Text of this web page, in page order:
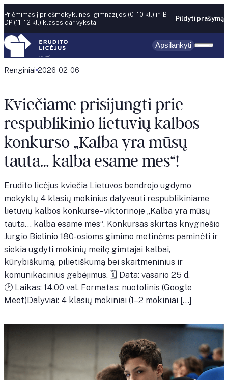
Skip to content
Priėmimas į priešmokyklines–gimnazijos (0–10 kl.) ir IB
DP (11–12 kl.) klases dar vyksta!
Pildyti prašymą
Apsilankyti
Renginiai 2026-02-06
Kviečiame prisijungti prie
respublikinio lietuvių kalbos
konkurso „Kalba yra mūsų
tauta… kalba esame mes“!
Erudito licėjus kviečia Lietuvos bendrojo ugdymo
mokyklų 4 klasių mokinius dalyvauti respublikiniame
lietuvių kalbos konkurse–viktorinoje „Kalba yra mūsų
tauta… kalba esame mes“. Konkursas skirtas knygnešio
Jurgio Bielinio 180-osioms gimimo metinėms paminėti ir
siekia ugdyti mokinių meilę gimtajai kalbai,
kūrybiškumą, pilietiškumą bei skaitmeninius ir
komunikacinius gebėjimus. 🗓 Data: vasario 25 d.
🕑 Laikas: 14.00 val. Formatas: nuotolinis (Google
Meet)Dalyviai: 4 klasių mokiniai (1–2 mokiniai […]